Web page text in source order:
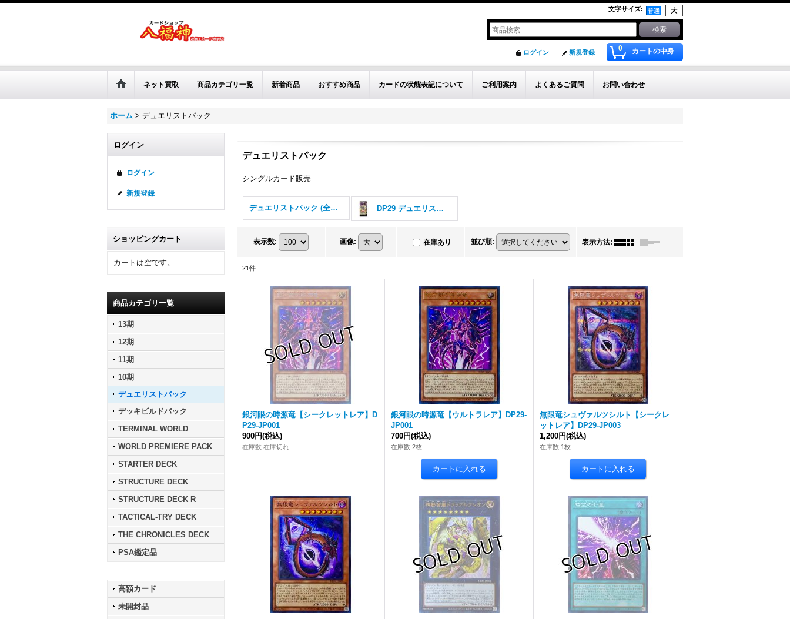
文字サイズ:
0 カートの中身
ログイン 新規登録
ネット買取 商品カテゴリ一覧 新着商品 おすすめ商品 カードの状態表記について ご利用案内 よくあるご質問 お問い合わせ
ホーム > デュエリストパック
ログイン
ログイン
新規登録
ショッピングカート
カートは空です。
商品カテゴリ一覧
13期
12期
11期
10期
デュエリストパック
デッキビルドパック
TERMINAL WORLD
WORLD PREMIERE PACK
STARTER DECK
STRUCTURE DECK
STRUCTURE DECK R
TACTICAL-TRY DECK
THE CHRONICLES DECK
PSA鑑定品
高額カード
未開封品
デュエリストパック
シングルカード販売
デュエリストパック (全商品) DP29 デュエリストパック - 輝光のデュエリスト編 -
表示数: 画像: 在庫あり 並び順: 表示方法:
21件
銀河眼の時源竜【シークレットレア】D
P29-JP001
900円(税込)
在庫数 在庫切れ
銀河眼の時源竜【ウルトラレア】DP29-
JP001
700円(税込)
在庫数 2枚
無限竜シュヴァルツシルト【シークレ
ットレア】DP29-JP003
1,200円(税込)
在庫数 1枚